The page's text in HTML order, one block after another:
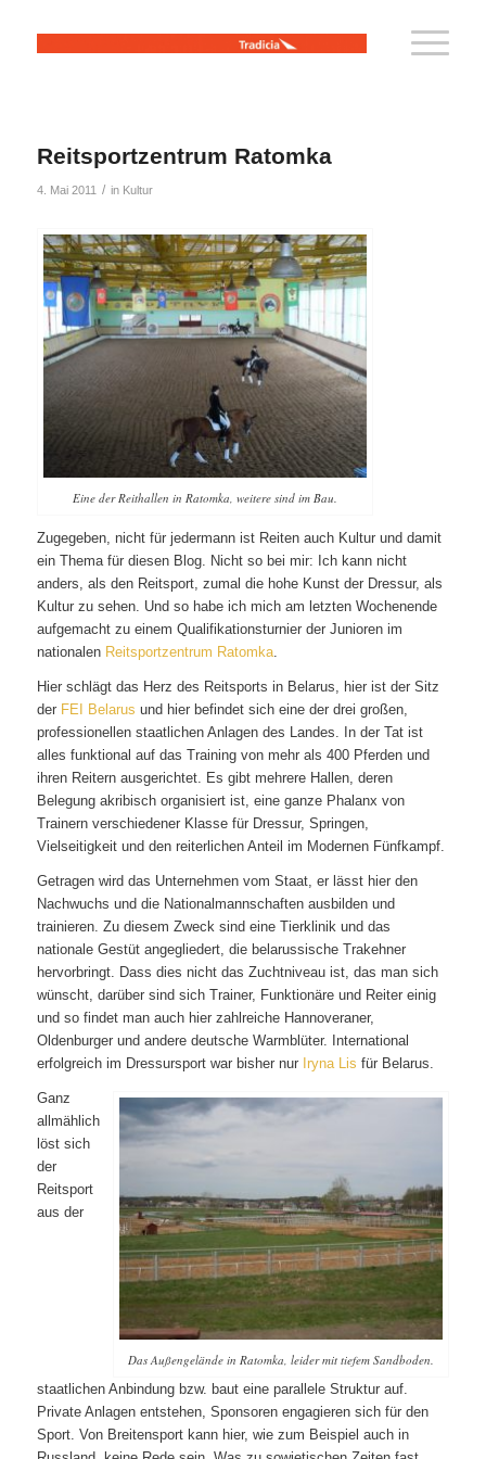
Reitsportzentrum Ratomka
4. Mai 2011 / in Kultur
Eine der Reithallen in Ratomka, weitere sind im Bau.
Zugegeben, nicht für jedermann ist Reiten auch Kultur und damit
ein Thema für diesen Blog. Nicht so bei mir: Ich kann nicht
anders, als den Reitsport, zumal die hohe Kunst der Dressur, als
Kultur zu sehen. Und so habe ich mich am letzten Wochenende
aufgemacht zu einem Qualifikationsturnier der Junioren im
nationalen Reitsportzentrum Ratomka.
Hier schlägt das Herz des Reitsports in Belarus, hier ist der Sitz
der FEI Belarus und hier befindet sich eine der drei großen,
professionellen staatlichen Anlagen des Landes. In der Tat ist
alles funktional auf das Training von mehr als 400 Pferden und
ihren Reitern ausgerichtet. Es gibt mehrere Hallen, deren
Belegung akribisch organisiert ist, eine ganze Phalanx von
Trainern verschiedener Klasse für Dressur, Springen,
Vielseitigkeit und den reiterlichen Anteil im Modernen Fünfkampf.
Getragen wird das Unternehmen vom Staat, er lässt hier den
Nachwuchs und die Nationalmannschaften ausbilden und
trainieren. Zu diesem Zweck sind eine Tierklinik und das
nationale Gestüt angegliedert, die belarussische Trakehner
hervorbringt. Dass dies nicht das Zuchtniveau ist, das man sich
wünscht, darüber sind sich Trainer, Funktionäre und Reiter einig
und so findet man auch hier zahlreiche Hannoveraner,
Oldenburger und andere deutsche Warmblüter. International
erfolgreich im Dressursport war bisher nur Iryna Lis für Belarus.
Das Außengelände in Ratomka, leider mit tiefem Sandboden.
Ganz
allmählich
löst sich
der
Reitsport
aus der
staatlichen Anbindung bzw. baut eine parallele Struktur auf.
Private Anlagen entstehen, Sponsoren engagieren sich für den
Sport. Von Breitensport kann hier, wie zum Beispiel auch in